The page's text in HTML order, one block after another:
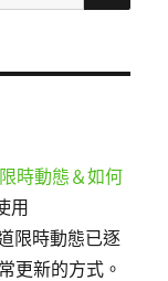
時動態＆如何
用
限時動態已逐
更新的方式。